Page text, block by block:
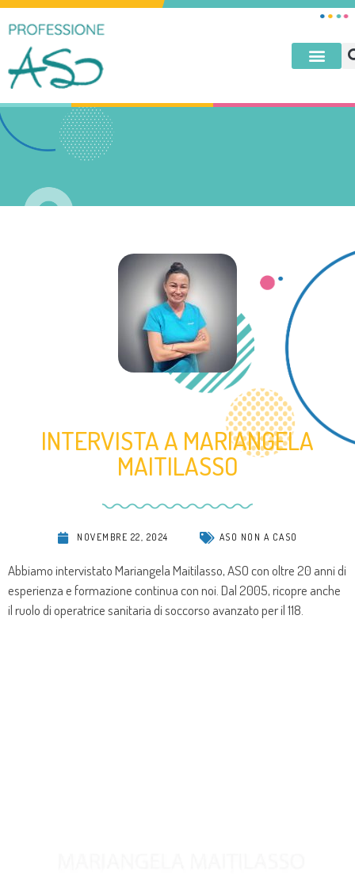
INTERVISTA A MARIANGELA
MAITILASSO
NOVEMBRE 22, 2024 ASO NON A CASO
Abbiamo intervistato Mariangela Maitilasso, ASO con oltre 20 anni di
esperienza e formazione continua con noi. Dal 2005, ricopre anche
il ruolo di operatrice sanitaria di soccorso avanzato per il 118.